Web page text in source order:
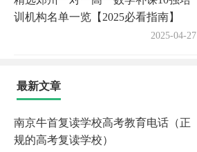
训机构名单一览【2025必看指南】
2025-04-27
最新文章
南京牛首复读学校高考教育电话（正
规的高考复读学校）